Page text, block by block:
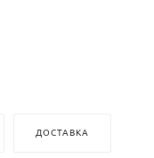
ДОСТАВКА